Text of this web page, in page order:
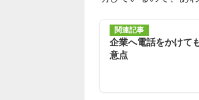
関連記事
企業へ電話をかけて
意点